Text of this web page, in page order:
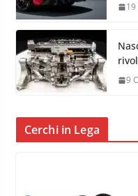
9
Cerchi in Lega